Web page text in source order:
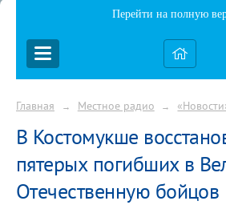
Перейти на полную
Главная → Местное радио →
В Костомукше
пятерых погибших в
Отечественную бойцов